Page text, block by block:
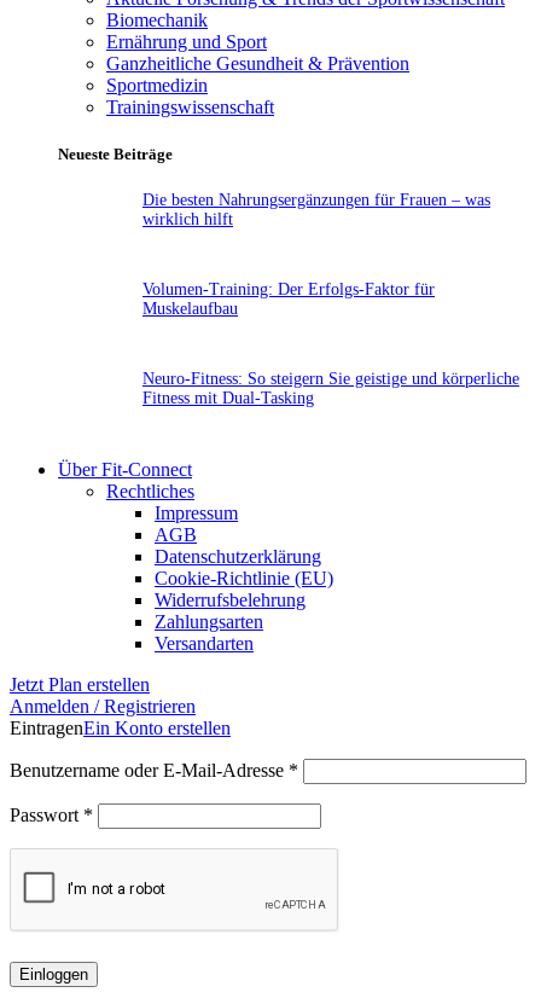
Biomechanik
Ernährung und Sport
Ganzheitliche Gesundheit & Prävention
Sportmedizin
Trainingswissenschaft
Neueste Beiträge
Die besten Nahrungsergänzungen für Frauen – was
wirklich hilft
Volumen-Training: Der Erfolgs-Faktor für
Muskelaufbau
Neuro-Fitness: So steigern Sie geistige und körperliche
Fitness mit Dual-Tasking
Über Fit-Connect
Rechtliches
Impressum
AGB
Datenschutzerklärung
Cookie-Richtlinie (EU)
Widerrufsbelehrung
Zahlungsarten
Versandarten
Jetzt Plan erstellen
Anmelden / Registrieren
EintragenEin Konto erstellen
Benutzername oder E-Mail-Adresse *
Passwort *
Einloggen